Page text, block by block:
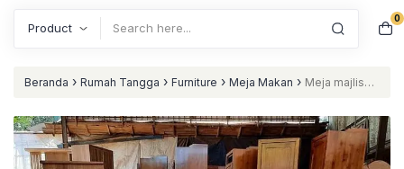
0
Beranda › Rumah Tangga › Furniture › Meja Makan › Meja majlis